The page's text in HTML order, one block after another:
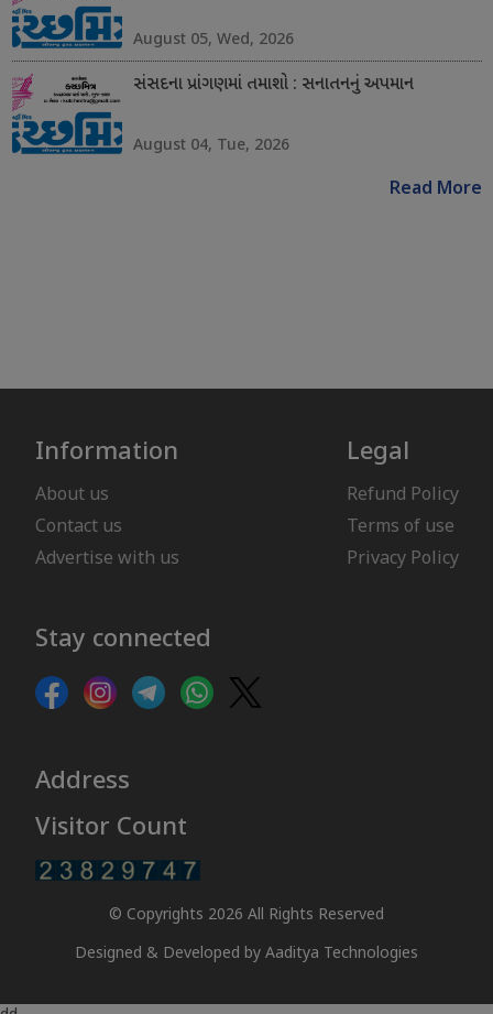
August 05, Wed, 2026
સંસદના પ્રાંગણમાં તમાશો : સનાતનનું અપમાન
August 04, Tue, 2026
Read More
Information
About us
Contact us
Advertise with us
Legal
Refund Policy
Terms of use
Privacy Policy
Stay connected
Address
Visitor Count
© Copyrights 2026 All Rights Reserved
Designed & Developed by Aaditya Technologies